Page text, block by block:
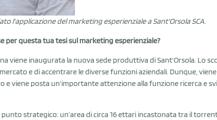
l'applicazione del marketing esperienziale a Sant'Orsola SCA.
per questa tua tesi sul marketing esperienziale?
viene inaugurata la nuova sede produttiva di Sant’Orsola. Lo
e di accentrare le diverse funzioni aziendali. Dunque,
e viene posta un’importante attenzione alla funzione ricerca e
strategico: un’area di circa 16 ettari incastonata tra il